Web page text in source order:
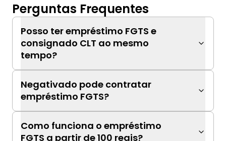
Perguntas Frequentes
Posso ter empréstimo FGTS e
consignado CLT ao mesmo
tempo?
Negativado pode contratar
empréstimo FGTS?
Como funciona o empréstimo
FGTS a partir de 100 reais?